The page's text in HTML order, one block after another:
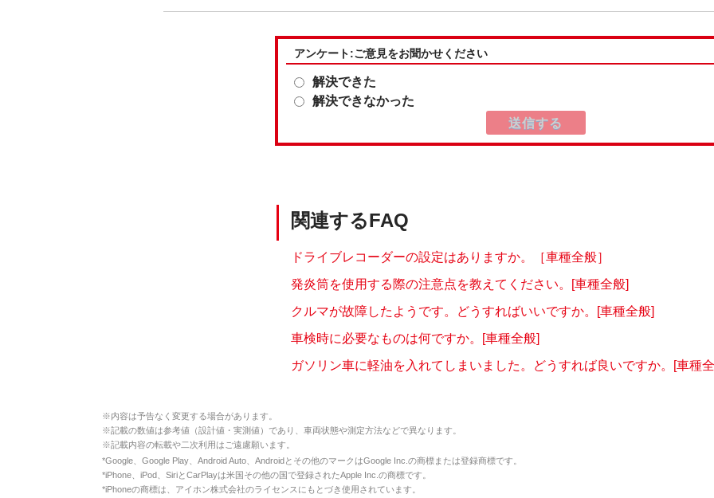
アンケート:ご意見をお聞かせください
解決できた
解決できなかった
関連するFAQ
ドライブレコーダーの設定はありますか。［車種全般］
発炎筒を使用する際の注意点を教えてください。[車種全般]
クルマが故障したようです。どうすればいいですか。[車種全般]
車検時に必要なものは何ですか。[車種全般]
ガソリン車に軽油を入れてしまいました。どうすれば良いですか。[車種
※内容は予告なく変更する場合があります。
※記載の数値は参考値（設計値・実測値）であり、車両状態や測定方法などで異なります。
※記載内容の転載や二次利用はご遠慮願います。
*Google、Google Play、Android Auto、Androidとその他のマークはGoogle Inc.の商標または登録商標です。
*iPhone、iPod、SiriとCarPlayは米国その他の国で登録されたApple Inc.の商標です。
*iPhoneの商標は、アイホン株式会社のライセンスにもとづき使用されています。